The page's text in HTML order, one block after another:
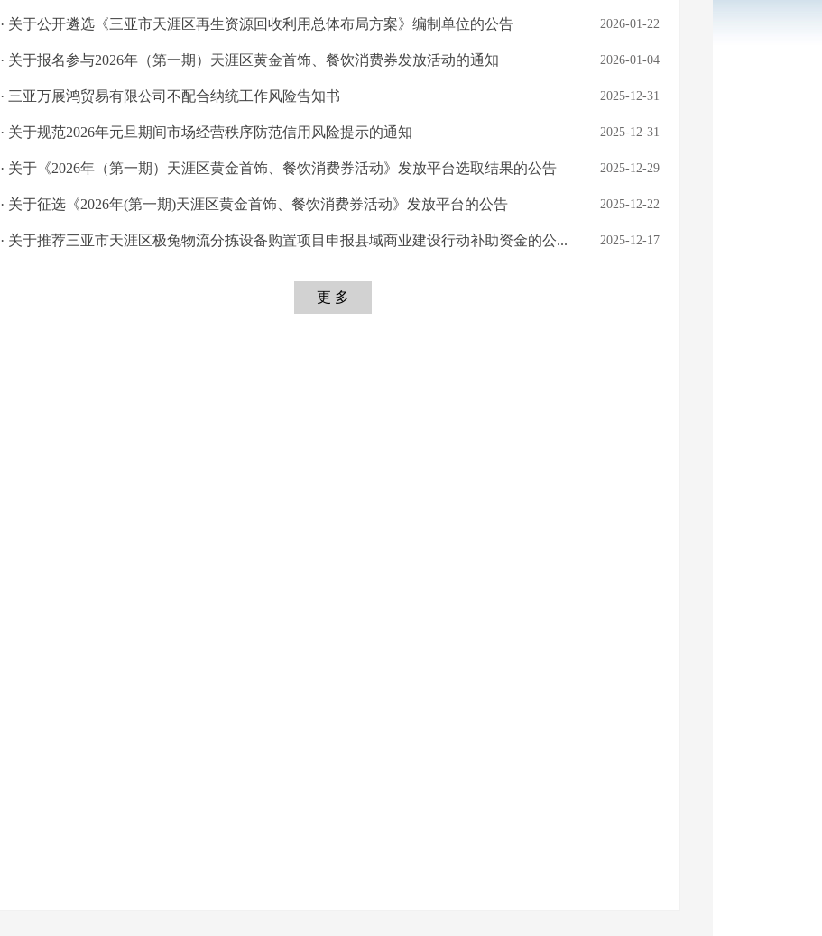
· 关于公开遴选《三亚市天涯区再生资源回收利用总体布局方案》编制单位的公告 2026-01-22
· 关于报名参与2026年（第一期）天涯区黄金首饰、餐饮消费券发放活动的通知 2026-01-04
· 三亚万展鸿贸易有限公司不配合纳统工作风险告知书 2025-12-31
· 关于规范2026年元旦期间市场经营秩序防范信用风险提示的通知 2025-12-31
· 关于《2026年（第一期）天涯区黄金首饰、餐饮消费券活动》发放平台选取结果的公告 2025-12-29
· 关于征选《2026年(第一期)天涯区黄金首饰、餐饮消费券活动》发放平台的公告 2025-12-22
· 关于推荐三亚市天涯区极兔物流分拣设备购置项目申报县域商业建设行动补助资金的公... 2025-12-17
更 多